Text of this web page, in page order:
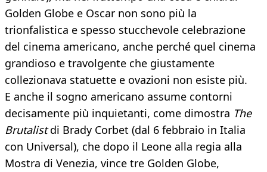
Golden Globe e Oscar non sono più la
trionfalistica e spesso stucchevole celebrazione
del cinema americano, anche perché quel cinema
grandioso e travolgente che giustamente
collezionava statuette e ovazioni non esiste più.
E anche il sogno americano assume contorni
decisamente più inquietanti, come dimostra The
Brutalistdi Brady Corbet (dal 6 febbraio in Italia
con Universal), che dopo il Leone alla regia alla
Mostra di Venezia, vince tre Golden Globe,